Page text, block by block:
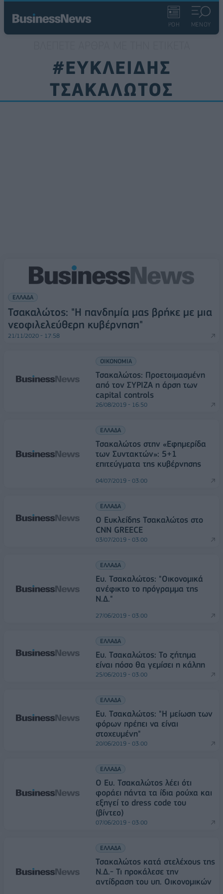
ΡΟΗ ΜΕΝΟΥ
#ΕΥΚΛΕΙΔΗΣ
ΤΣΑΚΑΛΩΤΟΣ
ΕΛΛΑΔΑ
Τσακαλώτος: "Η πανδημία μας βρήκε με μια
νεοφιλελεύθερη κυβέρνηση"
21/11/2020 - 17:58
ΟΙΚΟΝΟΜΙΑ
Τσακαλώτος: Προετοιμασμένη
από τον ΣΥΡΙΖΑ η άρση των
capital controls
26/08/2019 - 16:50
ΕΛΛΑΔΑ
Τσακαλώτος στην «Εφημερίδα
των Συντακτών»: 5+1
επιτεύγματα της κυβέρνησης
04/07/2019 - 03:00
ΕΛΛΑΔΑ
Ο Ευκλείδης Τσακαλώτος στο
CNN GREECE
03/07/2019 - 03:00
ΕΛΛΑΔΑ
Ευ. Τσακαλώτος: "Οικονομικά
ανέφικτο το πρόγραμμα της
Ν.Δ."
27/06/2019 - 03:00
ΕΛΛΑΔΑ
Ευ. Τσακαλώτος: Το ζήτημα
είναι πόσο θα γεμίσει η κάλπη
25/06/2019 - 03:00
ΕΛΛΑΔΑ
Ευ. Τσακαλώτος: "Η μείωση των
φόρων πρέπει να είναι
στοχευμένη"
20/06/2019 - 03:00
ΕΛΛΑΔΑ
Ο Ευ. Τσακαλώτος λέει ότι
φοράει πάντα τα ίδια ρούχα και
εξηγεί το dress code του
(βίντεο)
07/06/2019 - 03:00
ΕΛΛΑΔΑ
Τσακαλώτος κατά στελέχους της
Ν.Δ.- Τι προκάλεσε την
αντίδραση του υπ. Οικονομικών